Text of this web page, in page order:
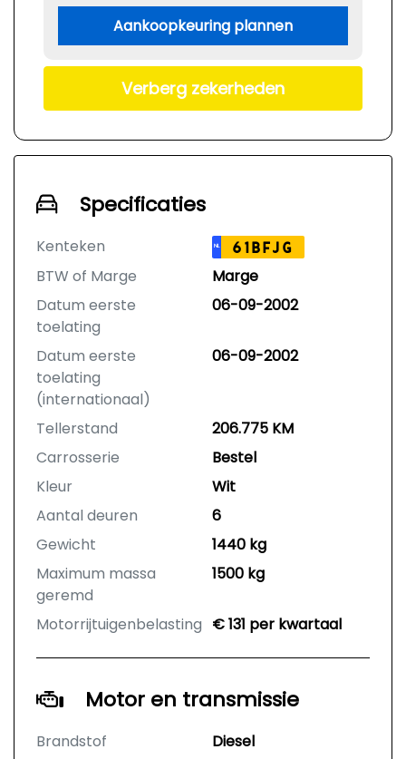
Aankoopkeuring plannen
Verberg zekerheden
Specificaties
Kenteken NL 61BFJG
BTW of Marge
Marge
Datum eerste
toelating
06-09-2002
Datum eerste
toelating
(internationaal)
06-09-2002
Tellerstand
206.775 KM
Carrosserie
Bestel
Kleur
Wit
Aantal deuren
6
Gewicht
1440 kg
Maximum massa
geremd
1500 kg
Motorrijtuigenbelasting € 131 per kwartaal
Motor en transmissie
Brandstof
Diesel